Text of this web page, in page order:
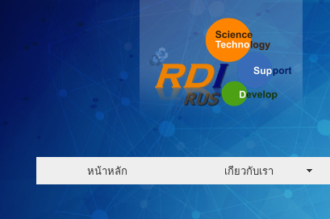
หน้าหลัก เกียวกับเรา